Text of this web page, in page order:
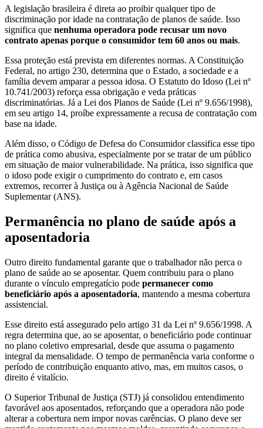
A legislação brasileira é direta ao proibir qualquer tipo de
discriminação por idade na contratação de planos de saúde. Isso
significa que nenhuma operadora pode recusar um novo
contrato apenas porque o consumidor tem 60 anos ou mais.
Essa proteção está prevista em diferentes normas. A Constituição
Federal, no artigo 230, determina que o Estado, a sociedade e a
família devem amparar a pessoa idosa. O Estatuto do Idoso (Lei nº
10.741/2003) reforça essa obrigação e veda práticas
discriminatórias. Já a Lei dos Planos de Saúde (Lei nº 9.656/1998),
em seu artigo 14, proíbe expressamente a recusa de contratação com
base na idade.
Além disso, o Código de Defesa do Consumidor classifica esse tipo
de prática como abusiva, especialmente por se tratar de um público
em situação de maior vulnerabilidade. Na prática, isso significa que
o idoso pode exigir o cumprimento do contrato e, em casos
extremos, recorrer à Justiça ou à Agência Nacional de Saúde
Suplementar (ANS).
Permanência no plano de saúde após a
aposentadoria
Outro direito fundamental garante que o trabalhador não perca o
plano de saúde ao se aposentar. Quem contribuiu para o plano
durante o vínculo empregatício pode permanecer como
beneficiário após a aposentadoria, mantendo a mesma cobertura
assistencial.
Esse direito está assegurado pelo artigo 31 da Lei nº 9.656/1998. A
regra determina que, ao se aposentar, o beneficiário pode continuar
no plano coletivo empresarial, desde que assuma o pagamento
integral da mensalidade. O tempo de permanência varia conforme o
período de contribuição enquanto ativo, mas, em muitos casos, o
direito é vitalício.
O Superior Tribunal de Justiça (STJ) já consolidou entendimento
favorável aos aposentados, reforçando que a operadora não pode
alterar a cobertura nem impor novas carências. O plano deve ser